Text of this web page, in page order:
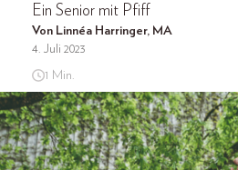
Ein Senior mit Pfiff
Von Linnéa Harringer, MA
4. Juli 2023
1 Min.